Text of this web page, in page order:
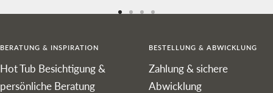
gehengehen
gehen
BERATUNG & INSPIRATION
Hot Tub Besichtigung &
persönliche Beratung
BESTELLUNG & ABWICKLUNG
Zahlung & sichere
Abwicklung